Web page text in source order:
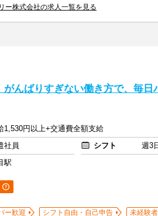
ー株式会社の求人一覧を見る
がんばりすぎない働き方で、毎日
1,530円以上+交通費全額支給
社員 シフト
週3
駅
ー歓迎 シフト自由・自己申告
未経験